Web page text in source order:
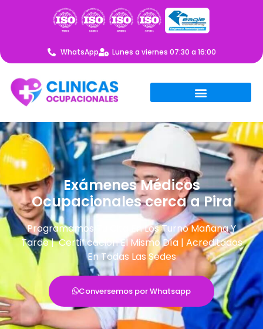
WhatsApp Lunes a viernes 07:30 a 16:00
Exámenes Médicos
Ocupacionales cerca a Pira
Programamos Tu Cita En Los Turno Mañana Y
Tarde | Certificación El Mismo Día | Acreditados
En Todas Las Sedes
Conversemos por Whatsapp